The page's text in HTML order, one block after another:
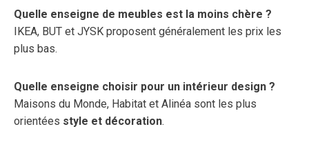
Quelle enseigne de meubles est la moins chère ?
IKEA, BUT et JYSK proposent généralement les prix les
plus bas.
Quelle enseigne choisir pour un intérieur design ?
Maisons du Monde, Habitat et Alinéa sont les plus
orientées style et décoration.